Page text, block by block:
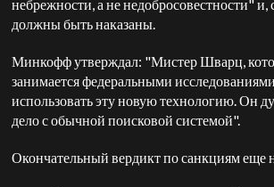
небрежности, а не недобросовестности" и,
должны быть наказаны.
Минкофф утверждал: "Мистер Шварц,
занимается федеральными
использовать эту новую технологию. Он
дело с обычной поисковой системой".
Окончательный вердикт по санкциям еще